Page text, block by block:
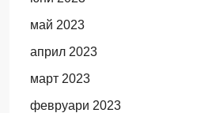
май 2023
април 2023
март 2023
февруари 2023